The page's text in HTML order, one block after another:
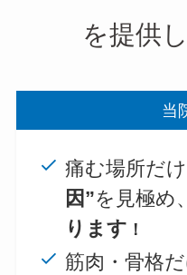
を提供
当
痛む場所だ
因”を見極め、
ります ！
筋肉・骨格